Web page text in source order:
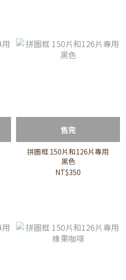
售完
拼圖框 150片和126片專用
黑色
NT$350